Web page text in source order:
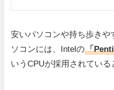
安いパソコンや持ち歩き
ソコンには、Intelの「
いうCPUが採用されている